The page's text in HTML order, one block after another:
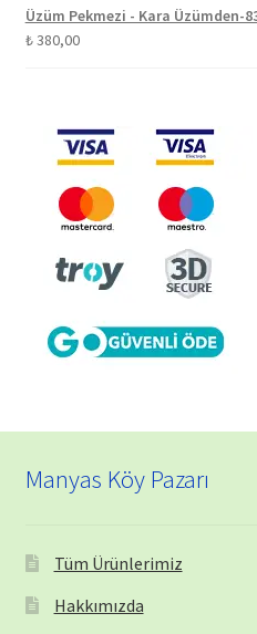
Üzüm Pekmezi - Kara Üzümden-
₺380,00
Manyas Köy Pazarı
Tüm Ürünlerimiz
Hakkımızda